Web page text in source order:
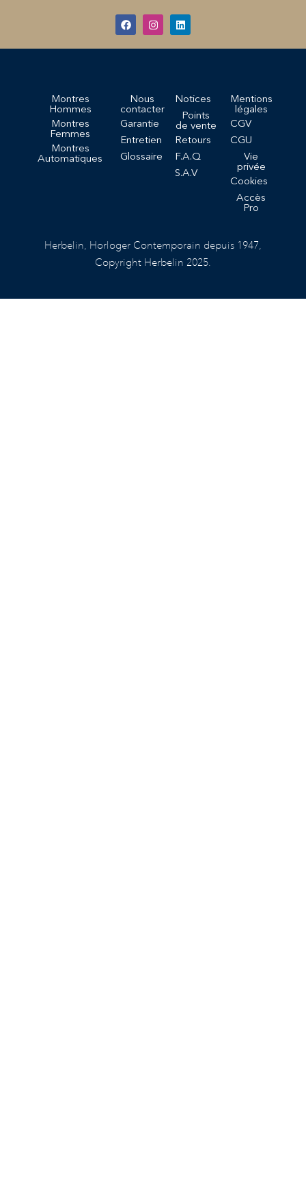
Montres
Hommes
Montres
Femmes
Montres
Automatiques
Nous
contacter
Garantie
Entretien
Glossaire
Notices
Points
de vente
Retours
F.A.Q
S.A.V
Mentions
légales
CGV
CGU
Vie
privée
Cookies
Accès
Pro
Herbelin, Horloger Contemporain depuis 1947,
Copyright Herbelin 2025.